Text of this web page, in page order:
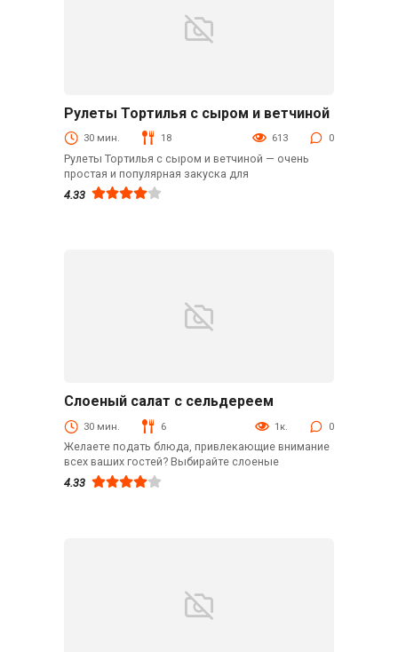
Быстрые рецепты
Рулеты Тортилья с сыром и ветчиной
30 мин. 18 613 0
Рулеты Тортилья с сыром и ветчиной — очень
простая и популярная закуска для
4.33
Слоеный салат с сельдереем
30 мин. 6 1к. 0
Желаете подать блюда, привлекающие внимание
всех ваших гостей? Выбирайте слоеные
4.33